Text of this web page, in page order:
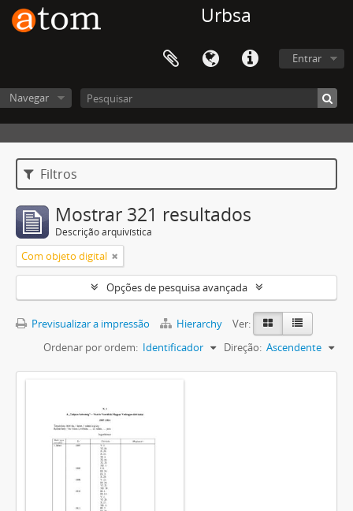
Urbsa
Entrar
Navegar
Filtros
Mostrar 321 resultados
Descrição arquivística
Com objeto digital
Opções de pesquisa avançada
Previsualizar a impressão Hierarchy
Ver:
Ordenar por ordem: Identificador Direção: Ascendente